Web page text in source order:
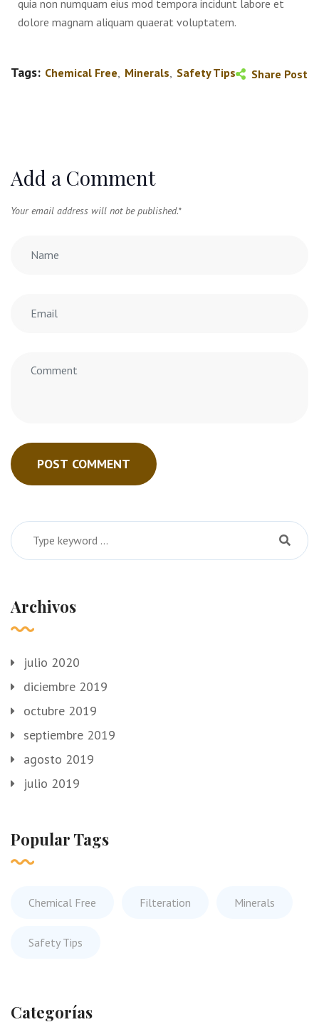
quia non numquam eius mod tempora incidunt labore et
dolore magnam aliquam quaerat voluptatem.
Tags: Chemical Free Minerals Safety Tips Share Post
Add a Comment
Your email address will not be published.*
POST COMMENT
Archivos
julio 2020
diciembre 2019
octubre 2019
septiembre 2019
agosto 2019
julio 2019
Popular Tags
Chemical Free Filteration Minerals
Safety Tips
Categorías